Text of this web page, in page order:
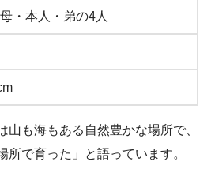
・本人・弟の4人
山も海もある自然豊かな場所で、
所で育った」と語っています。